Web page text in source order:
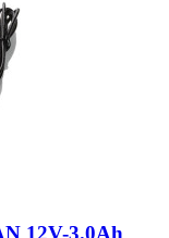
12V-3.0Ah